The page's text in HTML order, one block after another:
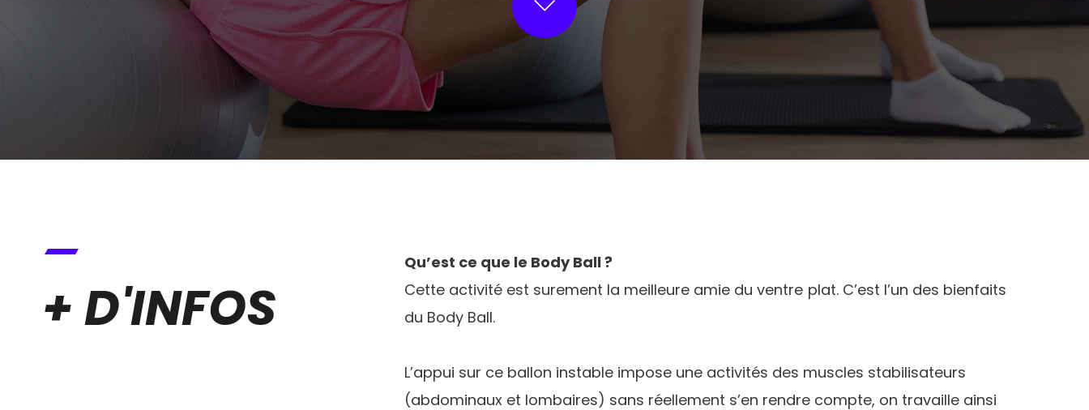
+ D'INFOS
Qu’est ce que le Body Ball ?
Cette activité est surement la meilleure amie du ventre plat. C’est l’un des bienfaits
du Body Ball.
L’appui sur ce ballon instable impose une activités des muscles stabilisateurs
(abdominaux et lombaires) sans réellement s’en rendre compte, on travaille ainsi